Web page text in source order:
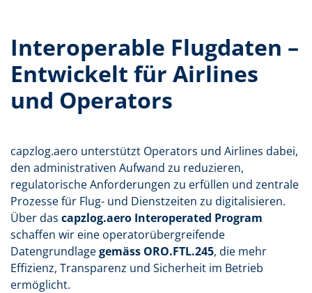
Interoperable Flugdaten –
Entwickelt für Airlines
und Operators
capzlog.aero unterstützt Operators und Airlines dabei,
den administrativen Aufwand zu reduzieren,
regulatorische Anforderungen zu erfüllen und zentrale
Prozesse für Flug- und Dienstzeiten zu digitalisieren.
Über das capzlog.aero Interoperated Program
schaffen wir eine operatorübergreifende
Datengrundlagegemäss ORO.FTL.245, die mehr
Effizienz, Transparenz und Sicherheit im Betrieb
ermöglicht.